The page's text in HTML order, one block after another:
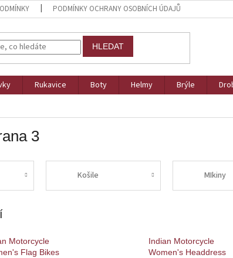
PODMÍNKY OCHRANY OSOBNÍCH ÚDAJŮ
HLEDAT
Rukavice Boty Helmy Brýle
3
Košile MIkiny
Motorcycle
Flag Bikes
Indian Motorcycle
Women's Headdress